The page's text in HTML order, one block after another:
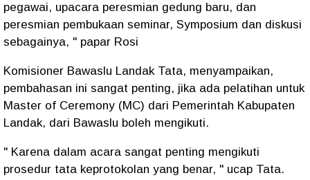
pegawai, upacara peresmian gedung baru, dan
peresmian pembukaan seminar, Symposium dan diskusi
sebagainya, " papar Rosi
Komisioner Bawaslu Landak Tata, menyampaikan,
pembahasan ini sangat penting, jika ada pelatihan untuk
Master of Ceremony (MC) dari Pemerintah Kabupaten
Landak, dari Bawaslu boleh mengikuti.
" Karena dalam acara sangat penting mengikuti
prosedur tata keprotokolan yang benar, " ucap Tata.